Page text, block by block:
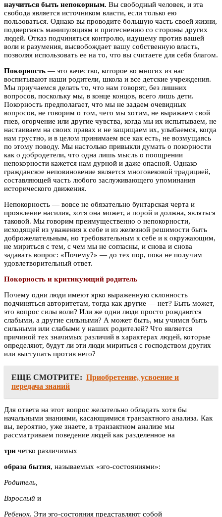
научиться быть непокорным. Вы свободный человек, и эта
свобода является источником власти, если только ею
пользоваться. Однако вы проводите большую часть своей жизни,
подвергаясь манипуляциям и притеснению со стороны других
людей. Отказ подчиняться контролю, идущему против вашей
воли и разумения, высвобождает вашу собственную власть,
позволяя использовать ее на то, что вы считаете для себя благом.
Покорность — это качество, которое во многих из нас
воспитывают наши родители, школа и все детские учреждения.
Мы приучаемся делать то, что нам говорят, без лишних
вопросов, поскольку мы, в конце концов, всего лишь дети.
Покорность предполагает, что мы не задаем очевидных
вопросов, не говорим о том, чего мы хотим, не выражаем свой
гнев, огорчение или другие чувства, когда мы их испытываем, не
настаиваем на своих правах и не защищаем их, улыбаемся, когда
нам грустно, и в целом принимаем все как есть, не возмущаясь
по этому поводу. Мы настолько привыкли думать о покорности
как о добродетели, что одна лишь мысль о поощрении
непокорности кажется нам дурной и даже опасной. Однако
гражданское неповиновение является многовековой традицией,
составляющей часть любого заслуживающего упоминания
исторического движения.
Непокорность — вовсе не обязательно бунтарская черта и
проявление насилия, хотя она может, а порой и должна, являться
таковой. Мы говорим преимущественно о непокорности,
исходящей из уважения к себе и из железной решимости быть
доброжелательным, но требовательным к себе и к окружающим,
не мириться с тем, с чем мы не согласны, и снова и снова
задавать вопрос: «Почему?» — до тех пор, пока не получим
удовлетворительный ответ.
Покорность и критикующий родитель
Почему одни люди имеют ярко выраженную склонность
подчиняться авторитетам, тогда как другие — нет? Быть может,
это вопрос силы воли? Или же одни люди просто рождаются
слабыми, а другие сильными? А может быть, мы учимся быть
сильными или слабыми у наших родителей? Что является
причиной тех значимых различий в характерах людей, которые
определяют, будут ли эти люди мириться с господством других
или выступать против него?
ЕЩЕ СМОТРИТЕ: Приобретение, усвоение и
передача знаний
Для ответа на этот вопрос желательно обладать хотя бы
начальными знаниями, касающимися транзактного анализа. Как
вы, вероятно, уже знаете, в транзактном анализе мы
рассматриваем поведение людей как разделенное на
три четко различимых
образа бытия, называемых «эго-состояниями»:
Родитель,
Взрослый и
Ребенок. Эти эго-состояния представляют собой